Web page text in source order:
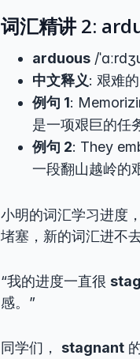
词汇精讲 2:
arduous /
中文释义: 艰难
例句 1:
是一项艰巨的任
例句 2: They
一段翻山越岭的
小明的词汇学习进度
堵塞，新的词汇进不
“我的进度一直很
感。”
同学们， stagnant